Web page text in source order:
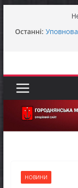
Останні:
прав
Як
для
НОВИНИ